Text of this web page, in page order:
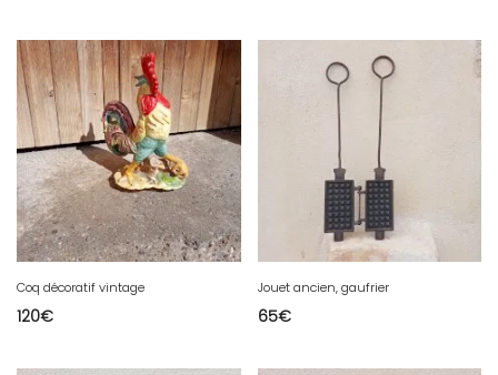
Coq décoratif vintage
120€
Jouet ancien, gaufrier
65€